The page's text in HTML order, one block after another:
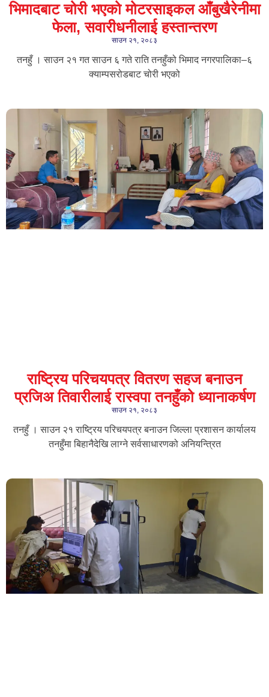
भिमादबाट चोरी भएको मोटरसाइकल आँबुखैरेनीमा
फेला, सवारीधनीलाई हस्तान्तरण
साउन २१, २०८३
तनहुँ । साउन २१ गत साउन ६ गते राति तनहुँको भिमाद नगरपालिका–६
क्याम्पसरोडबाट चोरी भएको
राष्ट्रिय परिचयपत्र वितरण सहज बनाउन
प्रजिअ तिवारीलाई रास्वपा तनहुँको ध्यानाकर्षण
साउन २१, २०८३
तनहुँ । साउन २१ राष्ट्रिय परिचयपत्र बनाउन जिल्ला प्रशासन कार्यालय
तनहुँमा बिहानैदेखि लाग्ने सर्वसाधारणको अनियन्त्रित